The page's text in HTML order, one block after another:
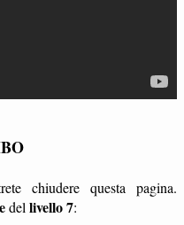
chiudere questa pagina.
del livello 7: